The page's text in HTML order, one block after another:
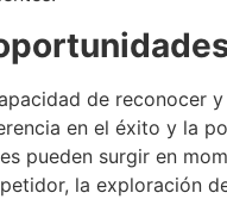
de reconocer
en el éxito y la
pueden surgir en
la exploración